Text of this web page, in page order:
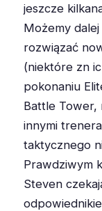
jeszcze
Możemy
rozwiązać
(niektóre zn
pokonaniu
Battle Tower,
innymi
taktycznego
Prawdziwym
Steven